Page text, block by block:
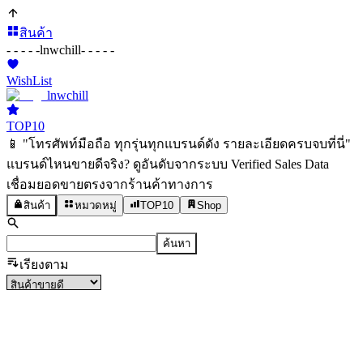
สินค้า
- - - - -lnwchill- - - - -
WishList
lnwchill
TOP10
📱 "โทรศัพท์มือถือ ทุกรุ่นทุกแบรนด์ดัง รายละเอียดครบจบที่นี่"
แบรนด์ไหนขายดีจริง? ดูอันดับจากระบบ Verified Sales Data
เชื่อมยอดขายตรงจากร้านค้าทางการ
สินค้า หมวดหมู่ TOP10 Shop
ค้นหา
เรียงตาม